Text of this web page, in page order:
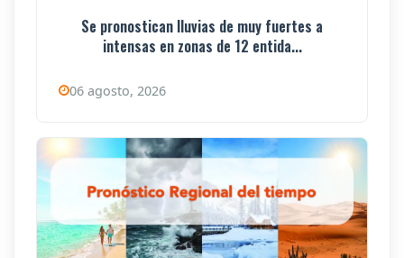
Se pronostican lluvias de muy fuertes a
intensas en zonas de 12 entida...
06 agosto, 2026